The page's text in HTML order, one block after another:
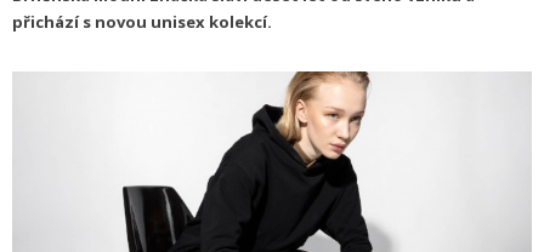
přichází s novou unisex kolekcí.